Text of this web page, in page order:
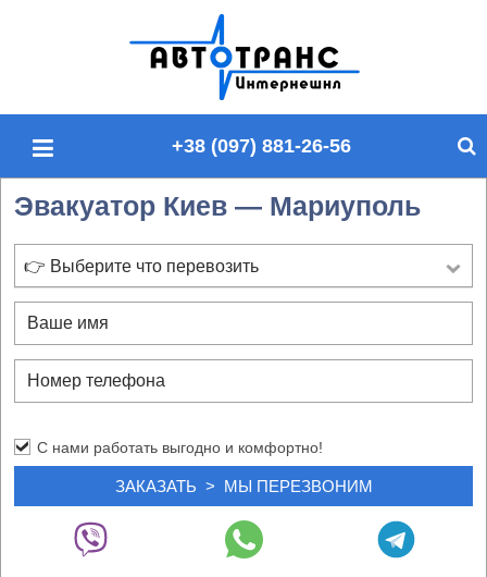
п
о
й
у
+38 (097) 881-26-56
Эвакуатор Киев — Мариуполь
👉 Выберите что перевозить
С нами работать выгодно и комфортно!